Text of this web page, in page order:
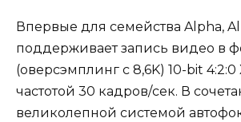
Впервые для семейства Alpha,
поддерживает запись видео в
(оверсэмплинг с 8,6K) 10-bit 4:2:0
частотой 30 кадров/сек. В
великолепной системой